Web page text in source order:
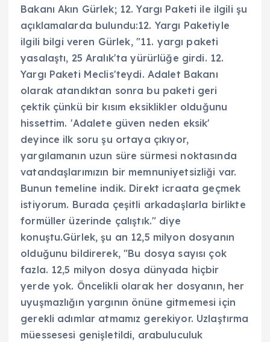
Bakanı Akın Gürlek; 12. Yargı Paketi ile ilgili şu
açıklamalarda bulundu:12. Yargı Paketiyle
ilgili bilgi veren Gürlek, "11. yargı paketi
yasalaştı, 25 Aralık'ta yürürlüğe girdi. 12.
Yargı Paketi Meclis'teydi. Adalet Bakanı
olarak atandıktan sonra bu paketi geri
çektik çünkü bir kısım eksiklikler olduğunu
hissettim. 'Adalete güven neden eksik'
deyince ilk soru şu ortaya çıkıyor,
yargılamanın uzun süre sürmesi noktasında
vatandaşlarımızın bir memnuniyetsizliği var.
Bunun temeline indik. Direkt icraata geçmek
istiyorum. Burada çeşitli arkadaşlarla birlikte
formüller üzerinde çalıştık." diye
konuştu.Gürlek, şu an 12,5 milyon dosyanın
olduğunu bildirerek, "Bu dosya sayısı çok
fazla. 12,5 milyon dosya dünyada hiçbir
yerde yok. Öncelikli olarak her dosyanın, her
uyuşmazlığın yargının önüne gitmemesi için
gerekli adımlar atmamız gerekiyor. Uzlaştırma
müessesesi genişletildi, arabuluculuk